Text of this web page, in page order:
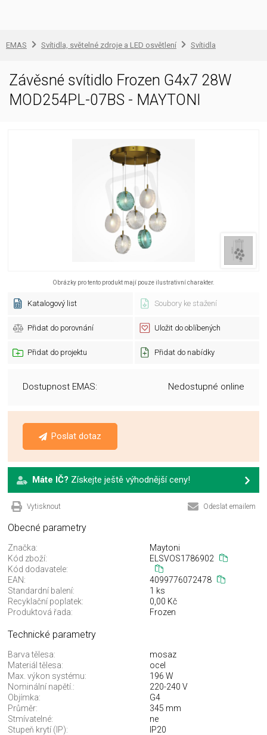
EMAS Svítidla, světelné zdroje a LED osvětlení Svítidla
Závěsné svítidlo Frozen G4x7 28W
MOD254PL-07BS - MAYTONI
Obrázky pro tento produkt mají pouze ilustrativní charakter.
Katalogový list Soubory ke stažení
Přidat do porovnání Uložit do oblíbených
Přidat do projektu Přidat do nabídky
Dostupnost EMAS: Nedostupné online
Poslat dotaz
Máte IČ? Získejte ještě výhodnější ceny!
Vytisknout Odeslat emailem
Obecné parametry
Značka:
Maytoni
Kód zboží:
ELSVOS1786902
Kód dodavatele:
EAN:
4099776072478
Standardní balení:
1 ks
Recyklační poplatek:
0,00 Kč
Produktová řada:
Frozen
Technické parametry
Barva tělesa:
mosaz
Materiál tělesa:
ocel
Max. výkon systému:
196 W
Nominální napětí.:
220-240 V
Objímka:
G4
Průměr:
345 mm
Stmívatelné:
ne
Stupeň krytí (IP):
IP20